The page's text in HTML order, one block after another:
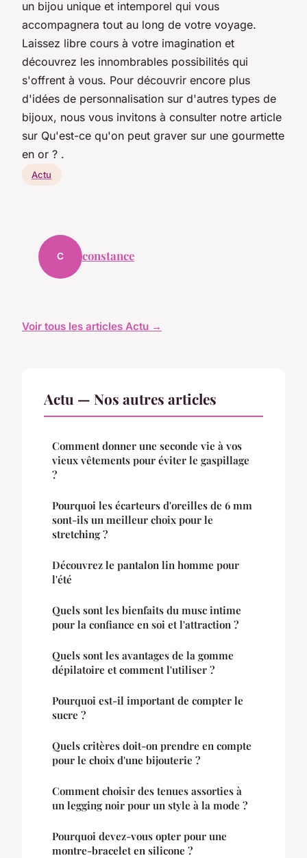
un bijou unique et intemporel qui vous
accompagnera tout au long de votre voyage.
Laissez libre cours à votre imagination et
découvrez les innombrables possibilités qui
s'offrent à vous. Pour découvrir encore plus
d'idées de personnalisation sur d'autres types de
bijoux, nous vous invitons à consulter notre article
sur Qu'est-ce qu'on peut graver sur une gourmette
en or ? .
Actu
C constance
Voir tous les articles Actu →
Actu — Nos autres articles
Comment donner une seconde vie à vos
vieux vêtements pour éviter le gaspillage
?
Pourquoi les écarteurs d'oreilles de 6 mm
sont-ils un meilleur choix pour le
stretching ?
Découvrez le pantalon lin homme pour
l'été
Quels sont les bienfaits du musc intime
pour la confiance en soi et l'attraction ?
Quels sont les avantages de la gomme
dépilatoire et comment l'utiliser ?
Pourquoi est-il important de compter le
sucre ?
Quels critères doit-on prendre en compte
pour le choix d'une bijouterie ?
Comment choisir des tenues assorties à
un legging noir pour un style à la mode ?
Pourquoi devez-vous opter pour une
montre-bracelet en silicone ?